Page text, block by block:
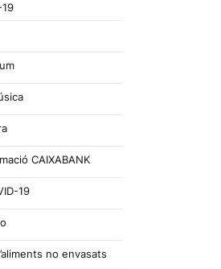
CAIXABANK
19
no envasats